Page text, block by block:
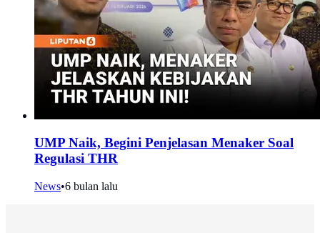
UMP Naik, Begini Penjelasan Menaker Soal
Regulasi THR
News•6 bulan lalu